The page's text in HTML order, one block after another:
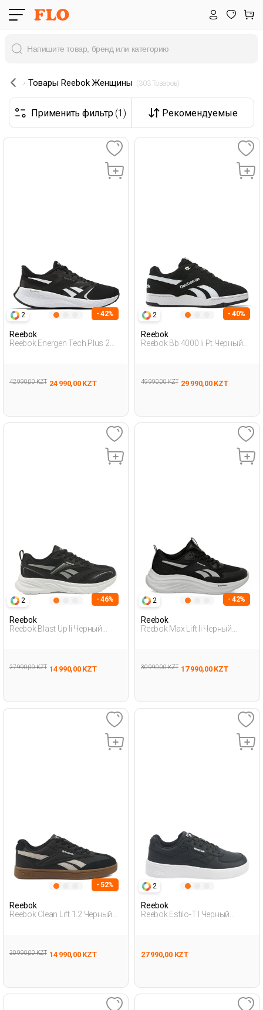
Товары Reebok Женщины (303 Товаров)
Применить фильтр (1) Рекомендуемые
2 - 42%
Reebok
Reebok Energen Tech Plus 2
42 990,00 KZT 24 990,00 KZT
2 - 40%
Reebok
Reebok Bb 4000 Ii Pt Черный
49 990,00 KZT 29 990,00 KZT
2 - 46%
Reebok
Reebok Blast Up Ii Черный
27 990,00 KZT 14 990,00 KZT
2 - 42%
Reebok
Reebok Max Lift Ii Черный
30 990,00 KZT 17 990,00 KZT
- 52%
Reebok
Reebok Clean Lift 1.2 Черный
30 990,00 KZT 14 990,00 KZT
2
Reebok
Reebok Estilo-T I Черный
27 990,00 KZT